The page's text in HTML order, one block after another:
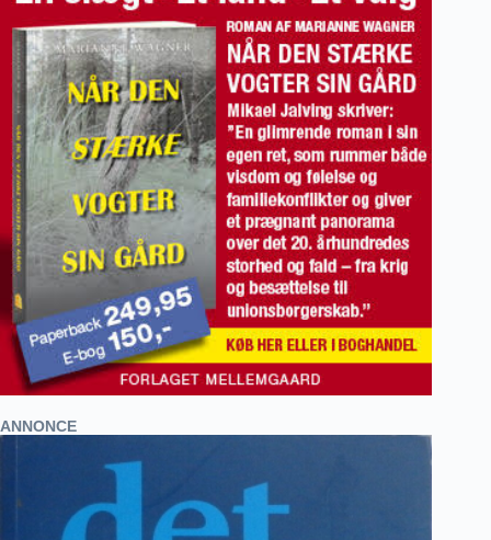
ANNONCE